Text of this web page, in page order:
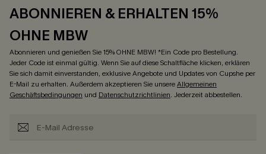
ABONNIEREN & ERHALTEN 15%
OHNE MBW
Abonnieren und genießen Sie 15% OHNE MBW! *Ein Code pro Bestellung.
Jeder Code ist einmal gültig. Wenn Sie auf diese Schaltfläche klicken, erklären
Sie sich damit einverstanden, exklusive Angebote und Updates von Cupshe per
E-Mail zu erhalten. Außerdem akzeptieren Sie unsereAllgemeinen
Geschäftsbedingungen und Datenschutzrichtlinien. Jederzeit abbestellen.